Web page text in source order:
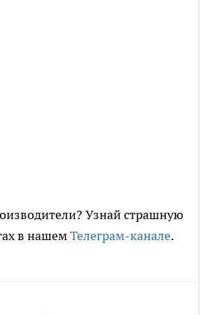
Узнай страшную
в нашемТелеграм-канале.